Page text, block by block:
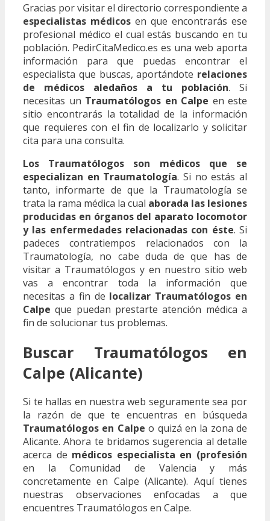
Gracias por visitar el directorio correspondiente a
especialistas médicos en que encontrarás ese
profesional médico el cual estás buscando en tu
población. PedirCitaMedico.es es una web aporta
información para que puedas encontrar el
especialista que buscas, aportándote relaciones
de médicos aledaños a tu población. Si
necesitas un Traumatólogos en Calpe en este
sitio encontrarás la totalidad de la información
que requieres con el fin de localizarlo y solicitar
cita para una consulta.
Los Traumatólogos son médicos que se
especializan en Traumatología. Si no estás al
tanto, informarte de que la Traumatología se
trata la rama médica la cual aborada las lesiones
producidas en órganos del aparato locomotor
y las enfermedades relacionadas con éste. Si
padeces contratiempos relacionados con la
Traumatología, no cabe duda de que has de
visitar a Traumatólogos y en nuestro sitio web
vas a encontrar toda la información que
necesitas a fin de localizar Traumatólogos en
Calpe que puedan prestarte atención médica a
fin de solucionar tus problemas.
Buscar Traumatólogos en
Calpe (Alicante)
Si te hallas en nuestra web seguramente sea por
la razón de que te encuentras en búsqueda
Traumatólogos en Calpe o quizá en la zona de
Alicante. Ahora te bridamos sugerencia al detalle
acerca de médicos especialista en (profesión
en la Comunidad de Valencia y más
concretamente en Calpe (Alicante). Aquí tienes
nuestras observaciones enfocadas a que
encuentres Traumatólogos en Calpe.